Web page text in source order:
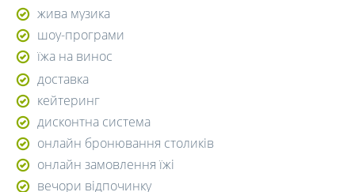
жива музика
шоу-програми
їжа на винос
доставка
кейтеринг
дисконтна система
онлайн бронювання столиків
онлайн замовлення їжі
вечори відпочинку